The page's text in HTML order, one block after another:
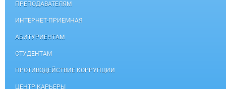
ПРЕПОДАВАТЕЛЯМ
ИНТЕРНЕТ-ПРИЕМНАЯ
АБИТУРИЕНТАМ
СТУДЕНТАМ
ПРОТИВОДЕЙСТВИЕ КОРРУПЦИИ
ЦЕНТР КАРЬЕРЫ